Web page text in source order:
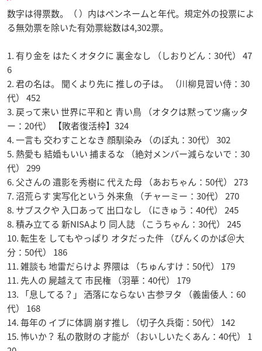
数字は得票数。（ ）内はペンネームと年代。規定外の投票によ
る無効票を除いた有効票総数は4,302票。
1. 有り金を はたくオタクに 裏金なし （しおりどん：30代） 47
6
2. 君の名は。 聞くより先に 推しの子は。 （川柳見習い侍：30
代） 452
3. 戻って来い 世界に平和と 青い鳥 （オタクは黙ってツ痛ッタ
ー：20代） 【敗者復活枠】324
4. 一言も 交わすことなき 顔馴染み （のぽ丸：30代） 302
5. 熱愛も 結婚もいい 捕まるな （絶対メンバー減らないで：30
代） 299
6. 父さんの 遺影を秀樹に 代えた母 （あおちゃん：50代） 273
7. 沼荒らす 実写化という 外来魚 （チャーミー：30代） 270
8. サブスクや 入口あって 出口なし （にきゅう：40代） 245
8. 積み立てる 新NISAより 同人誌 （こうちゃん：30代） 245
10. 転生を してもやっぱり オタだった件 （ぴんくのかば＠大
分：50代） 186
11. 雑談も 地雷だらけよ 界隈は （ちゅんすけ：50代） 179
11. 先人の 屍越えて 市民権 （羽華：40代） 179
13. 「息してる？」 洒落にならない 古参ヲタ （義歯倭人：60
代） 168
14. 毎年の イブに体調 崩す推し （切子久兵衛：50代） 142
15. 怖いか？ 私の散財の 才能が （おいしいたくあん：40代） 1